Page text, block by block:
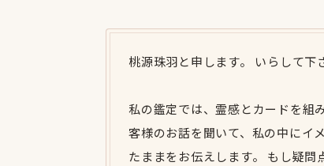
桃源珠羽と申します。 いらして下
私の鑑定では、霊感とカードを組
客様のお話を聞いて、私の中にイ
たままをお伝えします。 もし疑